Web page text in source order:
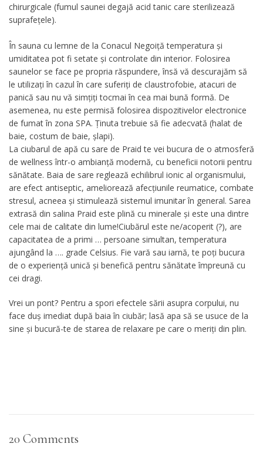
chirurgicale (fumul saunei degajă acid tanic care sterilizează
suprafețele).
În sauna cu lemne de la Conacul Negoiță temperatura și
umiditatea pot fi setate și controlate din interior. Folosirea
saunelor se face pe propria răspundere, însă vă descurajăm să
le utilizați în cazul în care suferiți de claustrofobie, atacuri de
panică sau nu vă simțiți tocmai în cea mai bună formă. De
asemenea, nu este permisă folosirea dispozitivelor electronice
de fumat în zona SPA. Ținuta trebuie să fie adecvată (halat de
baie, costum de baie, șlapi).
La ciubarul de apă cu sare de Praid te vei bucura de o atmosferă
de wellness într-o ambianță modernă, cu beneficii notorii pentru
sănătate. Baia de sare reglează echilibrul ionic al organismului,
are efect antiseptic, ameliorează afecțiunile reumatice, combate
stresul, acneea și stimulează sistemul imunitar în general. Sarea
extrasă din salina Praid este plină cu minerale și este una dintre
cele mai de calitate din lume!Ciubărul este ne/acoperit (?), are
capacitatea de a primi … persoane simultan, temperatura
ajungând la …. grade Celsius. Fie vară sau iarnă, te poți bucura
de o experiență unică și benefică pentru sănătate împreună cu
cei dragi.
Vrei un pont? Pentru a spori efectele sării asupra corpului, nu
face duș imediat după baia în ciubăr; lasă apa să se usuce de la
sine și bucură-te de starea de relaxare pe care o meriți din plin.
20 Comments